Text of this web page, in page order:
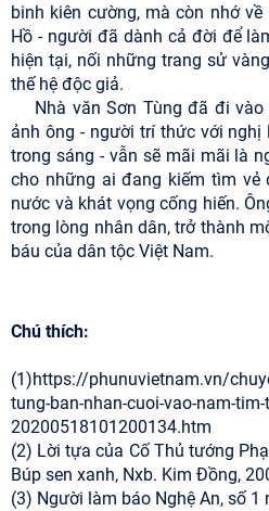
binh kiên cường, mà còn nhớ
Hồ - người đã dành cả đời để
hiện tại, nối những trang sử
thế hệ độc giả.
Nhà văn Sơn Tùng đã đi vào
ảnh ông - người trí thức với
trong sáng - vẫn sẽ mãi mãi là
cho những ai đang kiếm tìm vẻ
nước và khát vọng cống hiến.
trong lòng nhân dân, trở thành
báu của dân tộc Việt Nam.
Chú thích:
(1)https://phunuvietnam.vn/
tung-ban-nhan-cuoi-vao-nam-tim-
20200518101200134.htm
(2) Lời tựa của Cố Thủ tướng
Búp sen xanh, Nxb. Kim Đồng,
(3) Người làm báo Nghệ An, số 1